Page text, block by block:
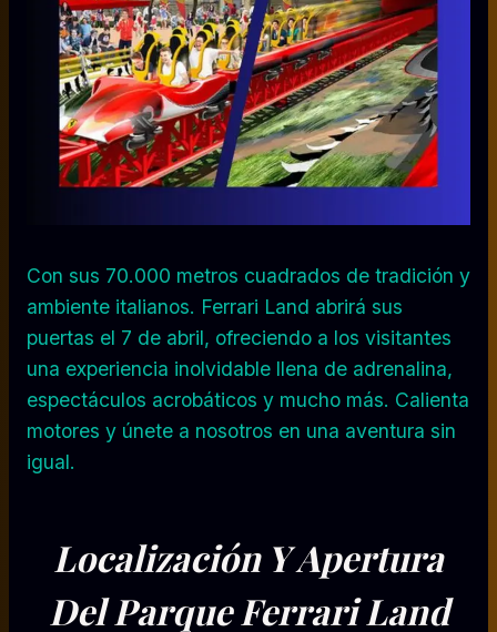
Con sus 70.000 metros cuadrados de tradición y
ambiente italianos. Ferrari Land abrirá sus
puertas el 7 de abril, ofreciendo a los visitantes
una experiencia inolvidable llena de adrenalina,
espectáculos acrobáticos y mucho más. Calienta
motores y únete a nosotros en una aventura sin
igual.
Localización Y Apertura
Del Parque Ferrari Land